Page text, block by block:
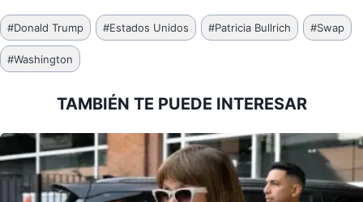
Etiquetas
de
la
#Donald Trump #Estados Unidos #Patricia Bullrich #Swap
#Washington
TAMBIÉN TE PUEDE INTERESAR